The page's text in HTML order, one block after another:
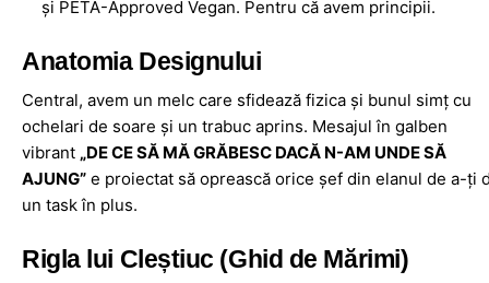
și PETA-Approved Vegan. Pentru că avem principii.
Anatomia Designului
Central, avem un melc care sfidează fizica și bunul simț cu
ochelari de soare și un trabuc aprins. Mesajul în galben
vibrant „DE CE SĂ MĂ GRĂBESC DACĂ N-AM UNDE SĂ
AJUNG” e proiectat să oprească orice șef din elanul de a-ți
un task în plus.
Rigla lui Cleștiuc (Ghid de Mărimi)